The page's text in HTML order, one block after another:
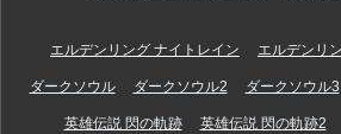
エルデンリング ナイトレイン エルデンリ
ダークソウル ダークソウル2 ダークソウル3
英雄伝説 閃の軌跡 英雄伝説 閃の軌跡2